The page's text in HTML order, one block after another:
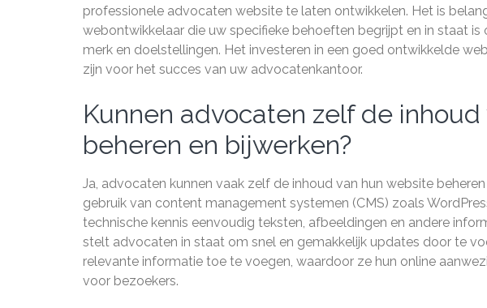
professionele advocaten website te laten ontwikkelen. Het is
webontwikkelaar die uw specifieke behoeften begrijpt en in staat
merk en doelstellingen. Het investeren in een goed ontwikkelde
zijn voor het succes van uw advocatenkantoor.
Kunnen advocaten zelf de
beheren en bijwerken?
Ja, advocaten kunnen vaak zelf de inhoud van hun website
gebruik van content management systemen (CMS) zoals
technische kennis eenvoudig teksten, afbeeldingen en andere
stelt advocaten in staat om snel en gemakkelijk updates door te
relevante informatie toe te voegen, waardoor ze hun online
voor bezoekers.